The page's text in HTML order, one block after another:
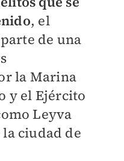
, el
de una
la Marina
y el Ejército
Leyva
ciudad de